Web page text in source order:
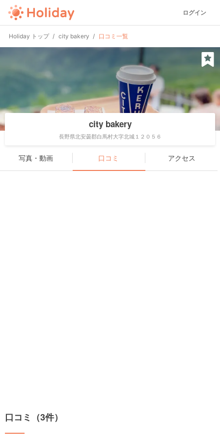
ログイン
Holiday トップ city bakery 口コミ一覧
city bakery
長野県北安曇郡白馬村大字北城１２０５６
写真・動画 口コミ アクセス
口コミ（3件）